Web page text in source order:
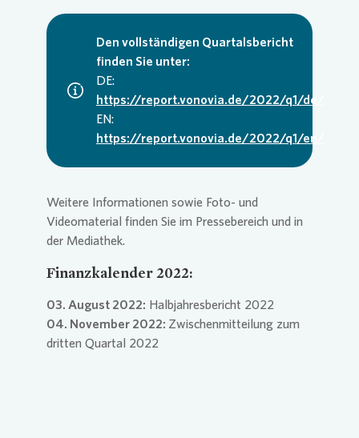
Den vollständigen Quartalsbericht
finden Sie unter:
DE:
https://report.vonovia.de/2022/q1/de/
EN:
https://report.vonovia.de/2022/q1/en/
Weitere Informationen sowie Foto- und
Videomaterial finden Sie im Pressebereich und in
der Mediathek.
Finanzkalender 2022:
03. August 2022: Halbjahresbericht 2022
04. November 2022: Zwischenmitteilung zum
dritten Quartal 2022